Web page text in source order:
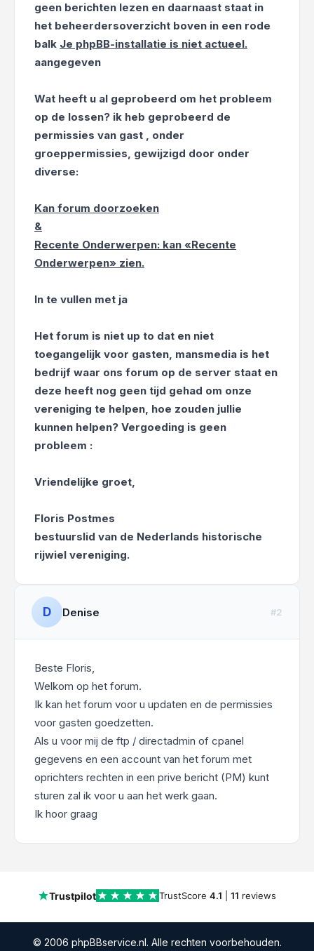
geen berichten lezen en daarnaast staat in
het beheerdersoverzicht boven in een rode
balk Je phpBB-installatie is niet actueel.
aangegeven
Wat heeft u al geprobeerd om het probleem
op de lossen? ik heb geprobeerd de
permissies van gast , onder
groeppermissies, gewijzigd door onder
diverse:
Kan forum doorzoeken
&
Recente Onderwerpen: kan «Recente
Onderwerpen» zien.
In te vullen met ja
Het forum is niet up to dat en niet
toegangelijk voor gasten, mansmedia is het
bedrijf waar ons forum op de server staat en
deze heeft nog geen tijd gehad om onze
vereniging te helpen, hoe zouden jullie
kunnen helpen? Vergoeding is geen
probleem :
Vriendelijke groet,
Floris Postmes
bestuurslid van de Nederlands historische
rijwiel vereniging.
D Denise #2
Beste Floris,
Welkom op het forum.
Ik kan het forum voor u updaten en de permissies
voor gasten goedzetten.
Als u voor mij de ftp / directadmin of cpanel
gegevens en een account van het forum met
oprichters rechten in een prive bericht (PM) kunt
sturen zal ik voor u aan het werk gaan.
Ik hoor graag
Trustpilot TrustScore 4.1 11 reviews
© 2006 phpBBservice.nl. Alle rechten voorbehouden.